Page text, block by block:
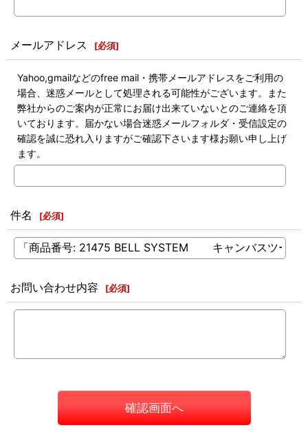
メールアドレス [必須]
Yahoo,gmailなどのfree mail・携帯メールアドレスをご利用の
場合、迷惑メールとして処理される可能性がございます。また
弊社からのご案内が正常にお届け出来ていないとのご連絡を頂
いております。届かない場合迷惑メールフォルダ・受信設定の
確認を誠に恐れ入りますがご確認下さいます様お願い申し上げ
ます。
件名 [必須]
お問い合わせ内容 [必須]
確認画面へ